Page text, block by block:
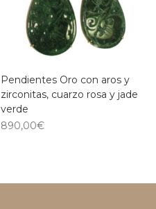
Pendientes Oro con aros y
zirconitas, cuarzo rosa y jade
verde
890,00€